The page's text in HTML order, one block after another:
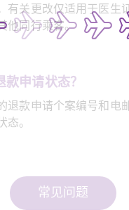
有关更改仅适用于医生
他同行乘客。
申请状态？
退款申请个案编号和电
。
常见问题